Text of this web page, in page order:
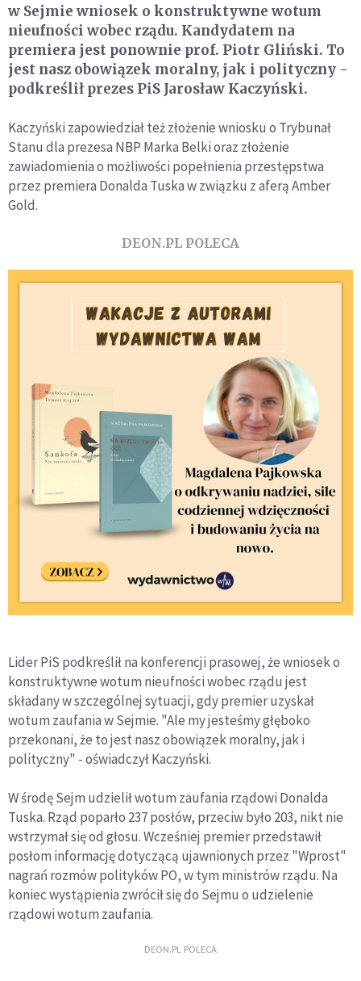
w Sejmie wniosek o konstruktywne wotum
nieufności wobec rządu. Kandydatem na
premiera jest ponownie prof. Piotr Gliński. To
jest nasz obowiązek moralny, jak i polityczny -
podkreślił prezes PiS Jarosław Kaczyński.
Kaczyński zapowiedział też złożenie wniosku o Trybunał
Stanu dla prezesa NBP Marka Belki oraz złożenie
zawiadomienia o możliwości popełnienia przestępstwa
przez premiera Donalda Tuska w związku z aferą Amber
Gold.
DEON.PL POLECA
Lider PiS podkreślił na konferencji prasowej, że wniosek o
konstruktywne wotum nieufności wobec rządu jest
składany w szczególnej sytuacji, gdy premier uzyskał
wotum zaufania w Sejmie. "Ale my jesteśmy głęboko
przekonani, że to jest nasz obowiązek moralny, jak i
polityczny" - oświadczył Kaczyński.
W środę Sejm udzielił wotum zaufania rządowi Donalda
Tuska. Rząd poparło 237 posłów, przeciw było 203, nikt nie
wstrzymał się od głosu. Wcześniej premier przedstawił
posłom informację dotyczącą ujawnionych przez "Wprost"
nagrań rozmów polityków PO, w tym ministrów rządu. Na
koniec wystąpienia zwrócił się do Sejmu o udzielenie
rządowi wotum zaufania.
DEON.PL POLECA